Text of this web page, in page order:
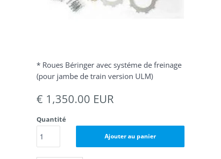
* Roues Béringer avec systéme de freinage
(pour jambe de train version ULM)
€ 1,350.00 EUR
Quantité
Ajouter au panier